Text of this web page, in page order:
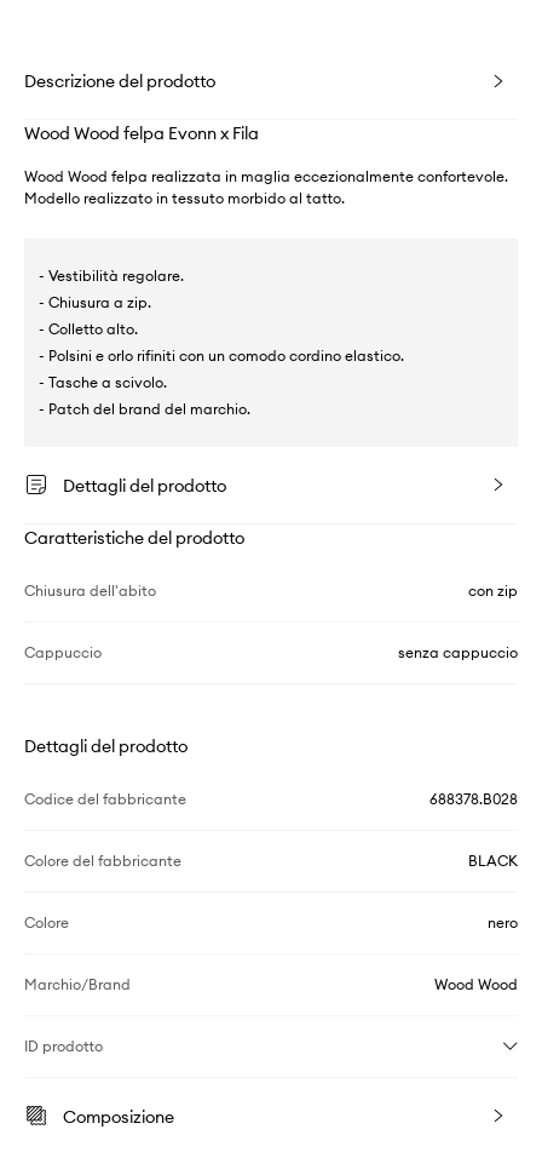
Descrizione del prodotto
Wood Wood felpa Evonn x Fila
Wood Wood felpa realizzata in maglia eccezionalmente confortevole.
Modello realizzato in tessuto morbido al tatto.
- Vestibilità regolare.
- Chiusura a zip.
- Colletto alto.
- Polsini e orlo rifiniti con un comodo cordino elastico.
- Tasche a scivolo.
- Patch del brand del marchio.
Dettagli del prodotto
Caratteristiche del prodotto
Chiusura dell'abito con zip
Cappuccio senza cappuccio
Dettagli del prodotto
Codice del fabbricante 688378.B028
Colore del fabbricante BLACK
Colore nero
Marchio/Brand Wood Wood
ID prodotto
Composizione